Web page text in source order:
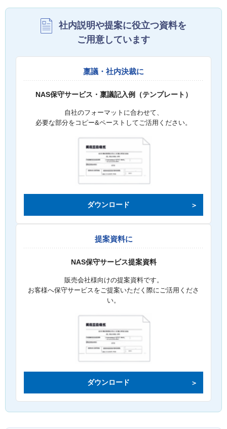
社内説明や提案に役立つ資料を
ご用意しています
稟議・社内決裁に
NAS保守サービス・稟議記入例（テンプレート）
自社のフォーマットに合わせて、
必要な部分をコピー&ペーストしてご活用ください。
ダウンロード
提案資料に
NAS保守サービス提案資料
販売会社様向けの提案資料です。
お客様へ保守サービスをご提案いただく際にご活用くださ
い。
ダウンロード